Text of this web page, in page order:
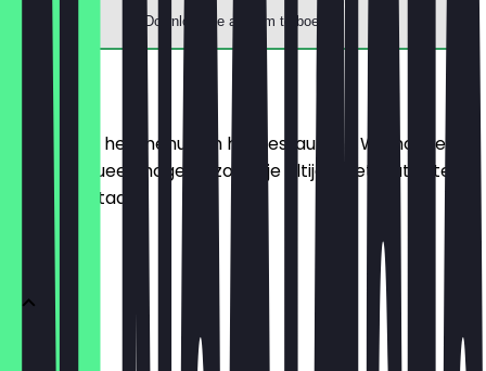
Download de app om te boeken
Menu
Hier vind je het menu van het restaurant. We houden
het zo actueel mogelijk, zodat je altijd weet wat je te
wachten staat.
Espresso
Espresso